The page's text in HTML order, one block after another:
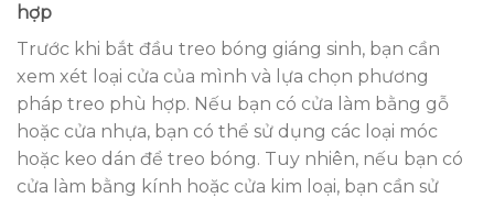
hợp
Trước khi bắt đầu treo bóng giáng sinh, bạn cần
xem xét loại cửa của mình và lựa chọn phương
pháp treo phù hợp. Nếu bạn có cửa làm bằng gỗ
hoặc cửa nhựa, bạn có thể sử dụng các loại móc
hoặc keo dán để treo bóng. Tuy nhiên, nếu bạn có
cửa làm bằng kính hoặc cửa kim loại, bạn cần sử